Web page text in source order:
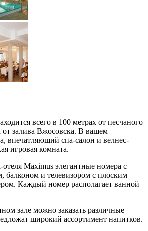
всего в 100 метрах от песчаного
от залива Вжосовска. В вашем
впечатляющий спа-салон и велнес-
игровая комната.
отеля Maximus элегантные номера с
балконом и телевизором с плоским
Каждый номер располагает ванной
зале можно заказать различные
широкий ассортимент напитков.